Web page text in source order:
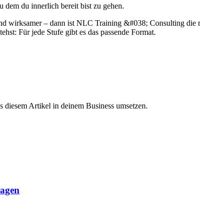
dem du innerlich bereit bist zu gehen.
wirksamer – dann ist NLC Training &#038; Consulting
Für jede Stufe gibt es das passende Format.
Artikel in deinem Business umsetzen.